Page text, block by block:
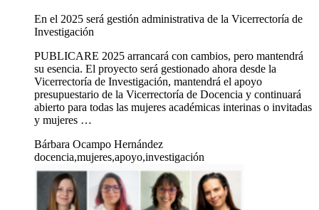
En el 2025 será gestión administrativa de la Vicerrectoría de
Investigación
PUBLICARE 2025 arrancará con cambios, pero mantendrá
su esencia. El proyecto será gestionado ahora desde la
Vicerrectoría de Investigación, mantendrá el apoyo
presupuestario de la Vicerrectoría de Docencia y continuará
abierto para todas las mujeres académicas interinas o invitadas
y mujeres …
Bárbara Ocampo Hernández
docencia,mujeres,apoyo,investigación